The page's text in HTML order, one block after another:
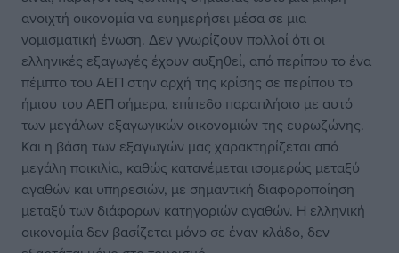
ανοιχτή οικονομία να ευημερήσει μέσα σε μια
νομισματική ένωση. Δεν γνωρίζουν πολλοί ότι οι
ελληνικές εξαγωγές έχουν αυξηθεί, από περίπου το ένα
πέμπτο του ΑΕΠ στην αρχή της κρίσης σε περίπου το
ήμισυ του ΑΕΠ σήμερα, επίπεδο παραπλήσιο με αυτό
των μεγάλων εξαγωγικών οικονομιών της ευρωζώνης.
Και η βάση των εξαγωγών μας χαρακτηρίζεται από
μεγάλη ποικιλία, καθώς κατανέμεται ισομερώς μεταξύ
αγαθών και υπηρεσιών, με σημαντική διαφοροποίηση
μεταξύ των διάφορων κατηγοριών αγαθών. Η ελληνική
οικονομία δεν βασίζεται μόνο σε έναν κλάδο, δεν